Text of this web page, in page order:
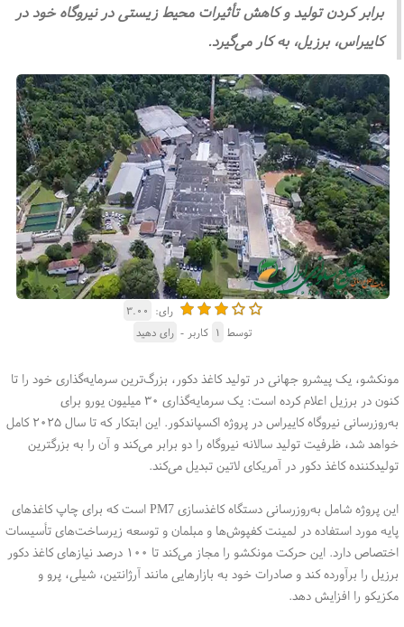
برابر کردن تولید و کاهش تأثیرات محیط زیستی در نیروگاه خود در
کاییراس، برزیل، به کار می‌گیرد.
رای: ۳.۰۰
توسط ۱ کاربر - رای دهید
مونکشو، یک پیشرو جهانی در تولید کاغذ دکور، بزرگ‌ترین سرمایه‌گذاری خود را تا
کنون در برزیل اعلام کرده است: یک سرمایه‌گذاری ۳۰ میلیون یورو برای
به‌روزرسانی نیروگاه کاییراس در پروژه اکسپاندکور. این ابتکار که تا سال ۲۰۲۵ کامل
خواهد شد، ظرفیت تولید سالانه نیروگاه را دو برابر می‌کند و آن را به بزرگترین
تولیدکننده کاغذ دکور در آمریکای لاتین تبدیل می‌کند.
این پروژه شامل به‌روزرسانی دستگاه کاغذسازیPM7است که برای چاپ کاغذهای
پایه مورد استفاده در لمینت کفپوش‌ها و مبلمان و توسعه زیرساخت‌های تأسیسات
اختصاص دارد. این حرکت مونکشو را مجاز می‌کند تا ۱۰۰ درصد نیازهای کاغذ دکور
برزیل را برآورده کند و صادرات خود به بازارهایی مانند آرژانتین، شیلی، پرو و
مکزیکو را افزایش دهد.